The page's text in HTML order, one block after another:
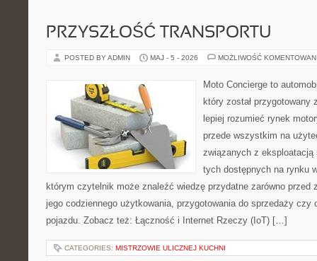
PRZYSZŁOŚĆ TRANSPORTU
POSTED BY ADMIN MAJ - 5 - 2026 MOŻLIWOŚĆ
Moto Concierge to
który został
lepiej rozumieć rynek
przede wszystkim na
związanych z eksploatacją
tych dostępnych na rynku
którym czytelnik może znaleźć wiedzę przydatne zarówno przed
jego codziennego użytkowania, przygotowania do sprzedaży czy
pojazdu. Zobacz też: Łączność i Internet Rzeczy (IoT) […]
CATEGORIES: MISTRZOWIE ULICZNEJ KUCHNI